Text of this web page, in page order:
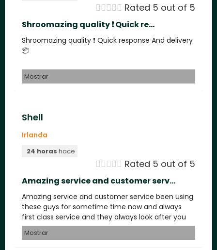
 Rated 5 out of 5
Shroomazing quality ❗️ Quick re...
Shroomazing quality ❗️ Quick response And delivery
📦
Mostrar
Shell
Irlanda
24 horas hace
 Rated 5 out of 5
Amazing service and customer serv...
Amazing service and customer service been using
these guys for sometime time now and always
first class service and they always look after you
Mostrar